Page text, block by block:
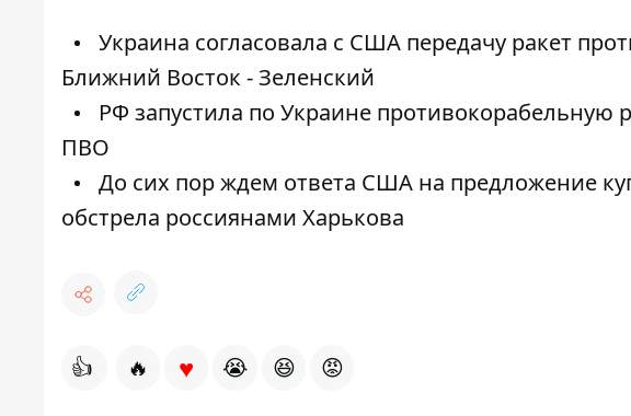
Украина согласовала с США передачу ракет
Ближний Восток - Зеленский
РФ запустила по Украине противокорабельную
ПВО
До сих пор ждем ответа США на предложение
обстрела россиянами Харькова
👍 🔥 ♥ 😭 😆 😡